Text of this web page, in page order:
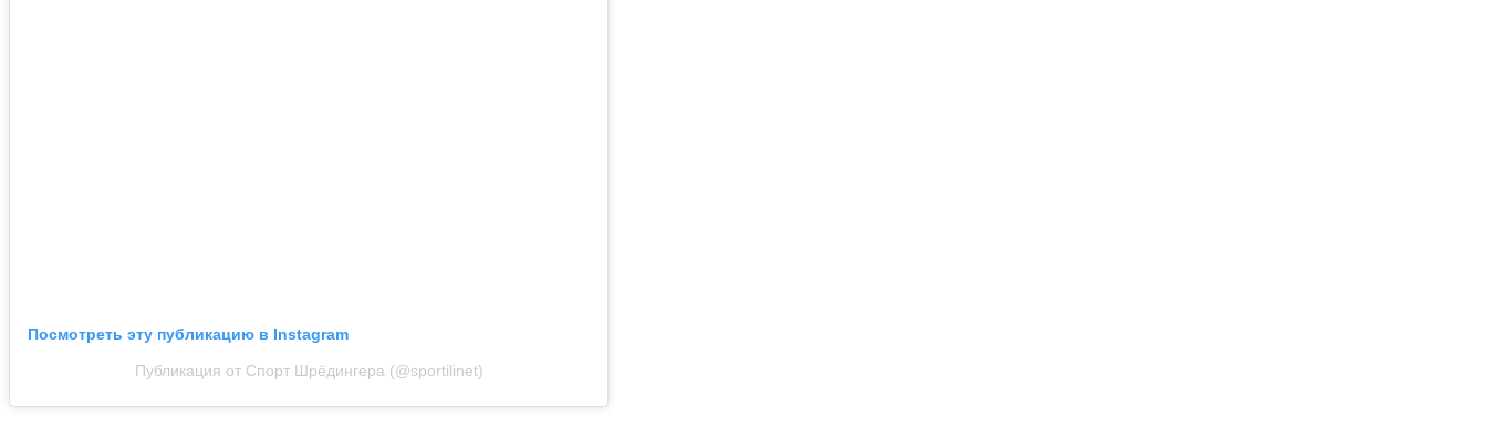
Посмотреть эту публикацию в Instagram
Публикация от Спорт Шрёдингера (@sportilinet)